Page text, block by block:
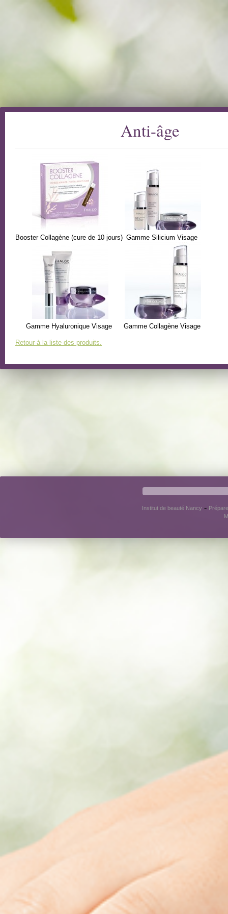
Anti-âge
Booster Collagène (cure de 10 jours) Gamme Silicium Visage
Gamme Hyaluronique Visage Gamme Collagène Visage
Retour à la liste des produits.
Institut de beauté Nancy -